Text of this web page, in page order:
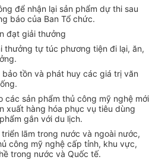
để nhận lại sản phẩm dự thi sau
báo của Ban Tổ chức.
đạt giải thưởng
thưởng tự túc phương tiện đi lại, ăn,
tồn và phát huy các giá trị văn
các sản phẩm thủ công mỹ nghệ mới
xuất hàng hóa phục vụ tiêu dùng
gắn với du lịch.
lãm trong nước và ngoài nước,
công mỹ nghệ cấp tỉnh, khu vực,
trong nước và Quốc tế.